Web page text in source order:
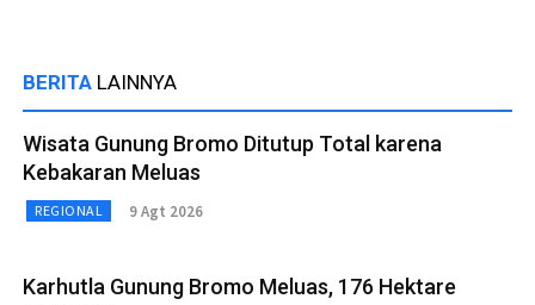
BERITA LAINNYA
Wisata Gunung Bromo Ditutup Total karena
Kebakaran Meluas
REGIONAL 9 Agt 2026
Karhutla Gunung Bromo Meluas, 176 Hektare